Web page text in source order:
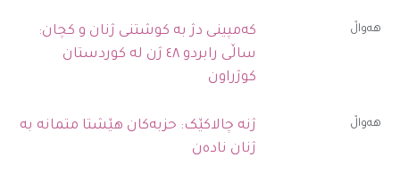
ھەواڵ
کەمپینی دژ بە کوشتنی ژنان و کچان:
ساڵی رابردو ٤٨ ژن لە کوردستان
کوژراون
ھەواڵ
ژنە چالاکێک: حزبەکان هێشتا متمانە بە
ژنان نادەن